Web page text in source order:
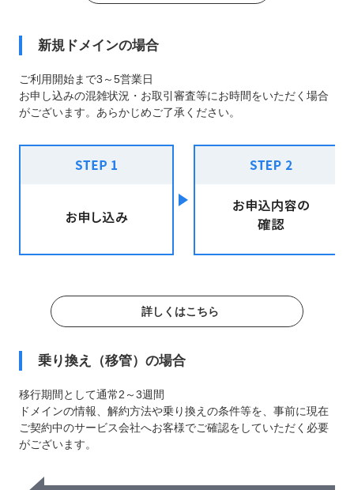
新規ドメインの場合
ご利用開始まで3～5営業日
お申し込みの混雑状況・お取引審査等にお時間をいただく場合
がございます。あらかじめご了承ください。
詳しくはこちら
乗り換え（移管）の場合
移行期間として通常2～3週間
ドメインの情報、解約方法や乗り換えの条件等を、事前に現在
ご契約中のサービス会社へお客様でご確認をしていただく必要
がございます。